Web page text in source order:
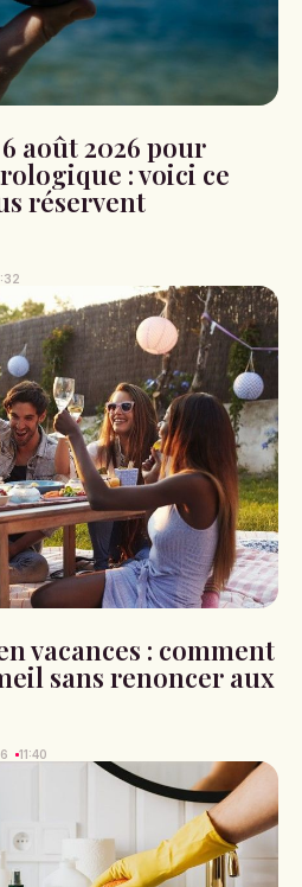
août 2026 pour
: voici ce
réservent
vacances : comment
sans renoncer aux
11:40